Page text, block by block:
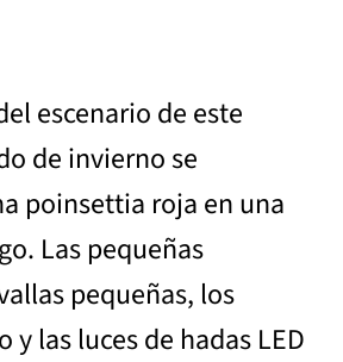
escenario de este
de invierno se
poinsettia roja en una
Las pequeñas
pequeñas, los
y las luces de hadas LED